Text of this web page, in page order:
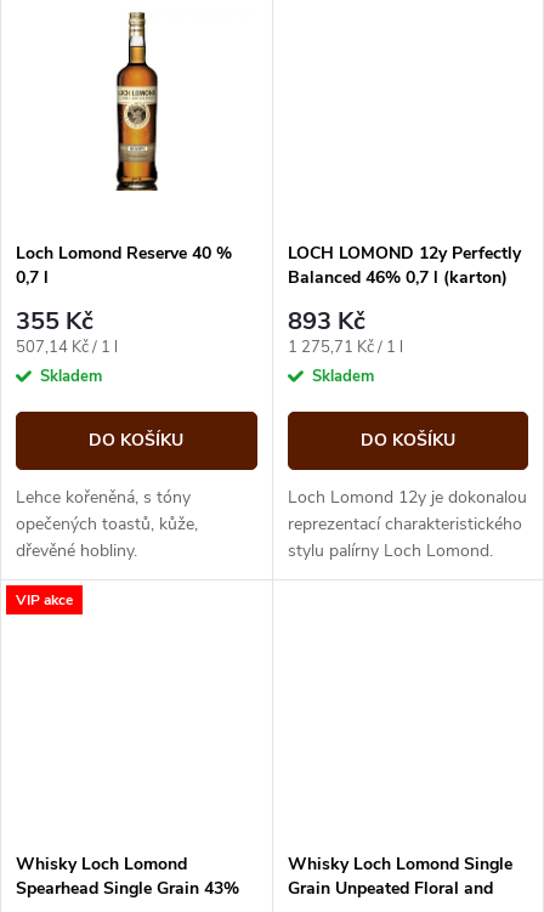
Loch Lomond Reserve 40 %
0,7 l
355 Kč
Měrná
cena:
507,14 Kč / 1 l
Skladem
DO KOŠÍKU
Lehce kořeněná, s tóny
opečených toastů, kůže,
dřevěné hobliny.
LOCH LOMOND 12y Perfectly
Balanced 46% 0,7 l (karton)
893 Kč
Měrná
cena:
1 275,71 Kč / 1 l
Skladem
DO KOŠÍKU
Loch Lomond 12y je dokonalou
reprezentací charakteristického
stylu palírny Loch Lomond.
Přináší lahodné tóny broskve a
VIP akce
Whisky Loch Lomond
Spearhead Single Grain 43%
Whisky Loch Lomond Single
Grain Unpeated Floral and